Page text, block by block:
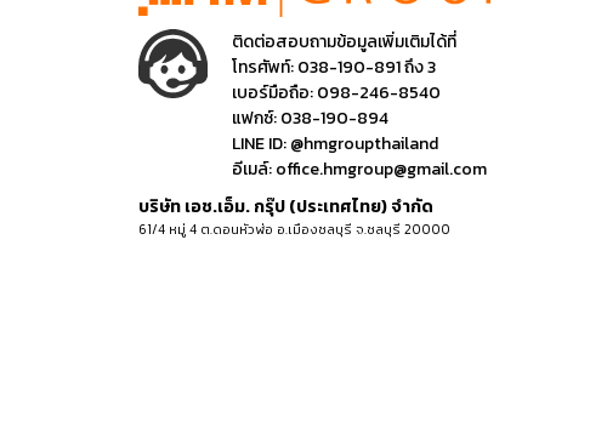
ติดต่อสอบถามข้อมูลเพิ่มเติมได้ที่
โทรศัพท์:038-190-891 ถึง 3
เบอร์มือถือ:098-246-8540
แฟกซ์:038-190-894
LINE ID:@hmgroupthailand
อีเมล์:office.hmgroup@gmail.com
บริษัท เอช.เอ็ม. กรุ๊ป (ประเทศไทย) จำกัด
61/4 หมู่ 4 ต.ดอนหัวฬ่อ อ.เมืองชลบุรี จ.ชลบุรี 20000